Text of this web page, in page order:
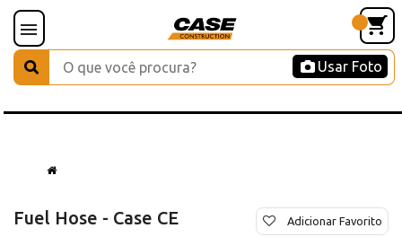
Usar Foto
Fuel Hose - Case CE Adicionar Favorito